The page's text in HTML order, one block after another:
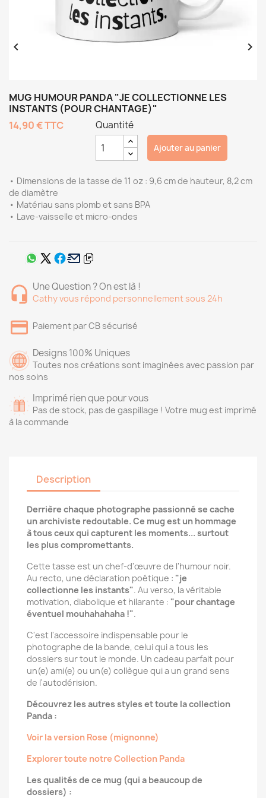
 
MUG HUMOUR PANDA "JE COLLECTIONNE LES
INSTANTS (POUR CHANTAGE)"
14,90 €TTC
• Dimensions de la tasse de 11 oz : 9,6 cm de hauteur, 8,2 cm
de diamètre
• Matériau sans plomb et sans BPA
• Lave-vaisselle et micro-ondes
Quantité
Ajouter au panier
Une Question ? On est là !
Cathy vous répond personnellement sous 24h
Paiement par CB sécurisé
Designs 100% Uniques
Toutes nos créations sont imaginées avec passion par
nos soins
Imprimé rien que pour vous
Pas de stock, pas de gaspillage ! Votre mug est imprimé
à la commande
Description
Derrière chaque photographe passionné se cache
un archiviste redoutable. Ce mug est un hommage
à tous ceux qui capturent les moments... surtout
les plus compromettants.
Cette tasse est un chef-d'œuvre de l'humour noir.
Au recto, une déclaration poétique : "je
collectionne les instants". Au verso, la véritable
motivation, diabolique et hilarante : "pour chantage
éventuel mouhahahaha !".
C'est l'accessoire indispensable pour le
photographe de la bande, celui qui a tous les
dossiers sur tout le monde. Un cadeau parfait pour
un(e) ami(e) ou un(e) collègue qui a un grand sens
de l'autodérision.
Découvrez les autres styles et toute la collection
Panda :
Voir la version Rose (mignonne)
Explorer toute notre Collection Panda
Les qualités de ce mug (qui a beaucoup de
dossiers) :